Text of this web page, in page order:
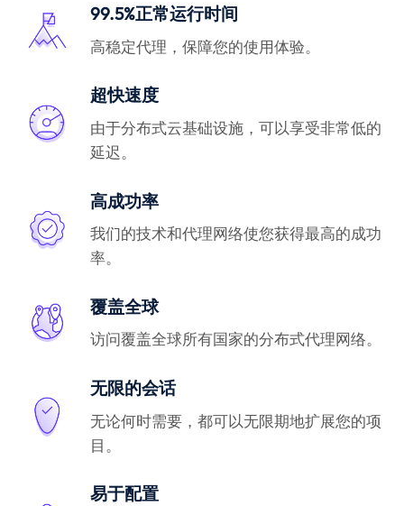
99.5%正常运行时间
高稳定代理，保障您的使用体验。
超快速度
由于分布式云基础设施，可以享受非常低的
延迟。
高成功率
我们的技术和代理网络使您获得最高的成功
率。
覆盖全球
访问覆盖全球所有国家的分布式代理网络。
无限的会话
无论何时需要，都可以无限期地扩展您的项
目。
易于配置